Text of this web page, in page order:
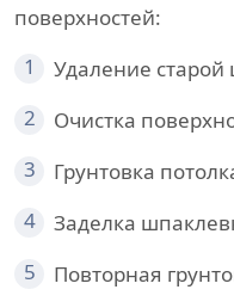
поверхностей:
1
Удаление старой
2
Очистка
3
Грунтовка
4
Заделка
5
Повторная